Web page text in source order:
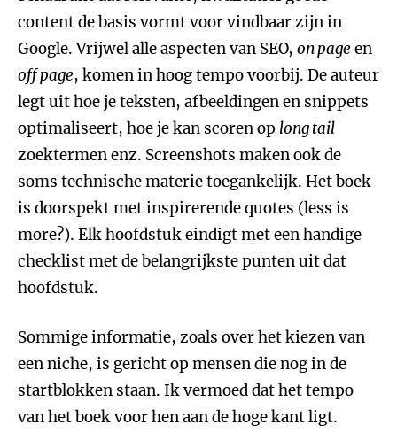
content de basis vormt voor vindbaar zijn in
Google. Vrijwel alle aspecten van SEO, on page en
off page, komen in hoog tempo voorbij. De auteur
legt uit hoe je teksten, afbeeldingen en snippets
optimaliseert, hoe je kan scoren op long tail
zoektermen enz. Screenshots maken ook de
soms technische materie toegankelijk. Het boek
is doorspekt met inspirerende quotes (less is
more?). Elk hoofdstuk eindigt met een handige
checklist met de belangrijkste punten uit dat
hoofdstuk.
Sommige informatie, zoals over het kiezen van
een niche, is gericht op mensen die nog in de
startblokken staan. Ik vermoed dat het tempo
van het boek voor hen aan de hoge kant ligt.